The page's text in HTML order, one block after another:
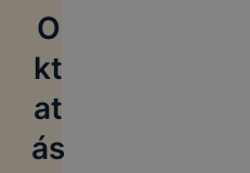
O
kt
at
ás